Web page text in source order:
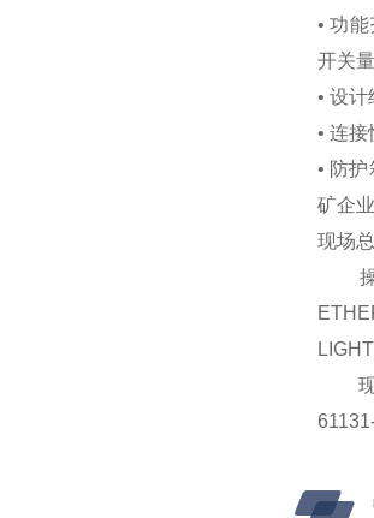
• 功
开关
• 设
• 连
• 防
矿企
现场
操
现场